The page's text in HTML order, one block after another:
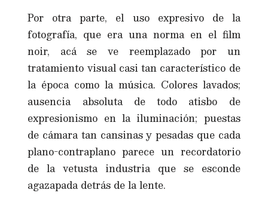
Por otra parte, el uso expresivo de la
fotografía, que era una norma en el film
noir, acá se ve reemplazado por un
tratamiento visual casi tan característico de
la época como la música. Colores lavados;
ausencia absoluta de todo atisbo de
expresionismo en la iluminación; puestas
de cámara tan cansinas y pesadas que cada
plano-contraplano parece un recordatorio
de la vetusta industria que se esconde
agazapada detrás de la lente.